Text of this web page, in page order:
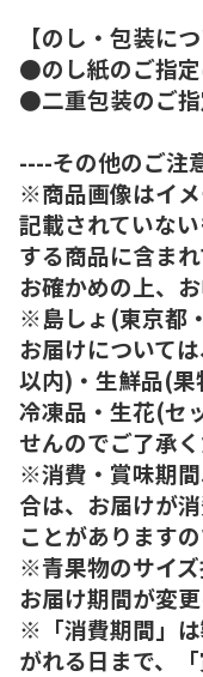
【のし・包装につ
●のし紙のご指定
●二重包装のご指
----その他のご注
※商品画像はイ
記載されていな
する商品に含ま
お確かめの上、
※島しょ(東京都
お届けについて
以内)・生鮮品(果
冷凍品・生花(セ
せんのでご了承く
※消費・賞味期
合は、お届けが
ことがあります
※青果物のサイ
お届け期間が変
※「消費期間」
がれる日まで、